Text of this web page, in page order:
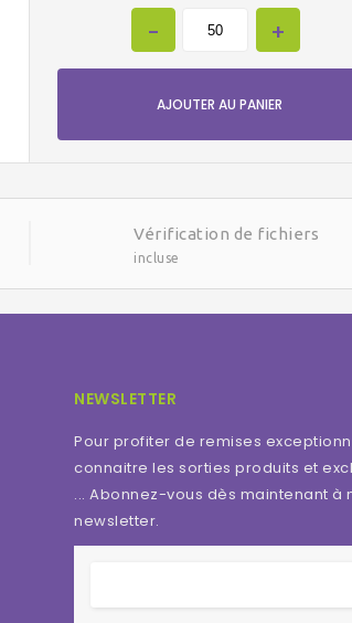
AJOUTER AU PANIER
Vérification de fichiers
incluse
NEWSLETTER
Pour profiter de remises
connaitre les sorties produits et
... Abonnez-vous dès maintenant à
newsletter.